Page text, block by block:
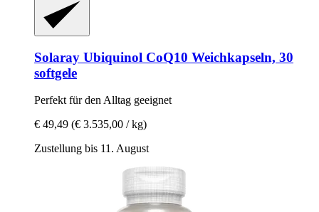
Solaray Ubiquinol CoQ10 Weichkapseln, 30
softgele
Perfekt für den Alltag geeignet
€ 49,49 (€ 3.535,00 / kg)
Zustellung bis 11. August